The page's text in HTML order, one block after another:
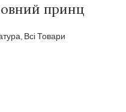
принц
, Всі Товари